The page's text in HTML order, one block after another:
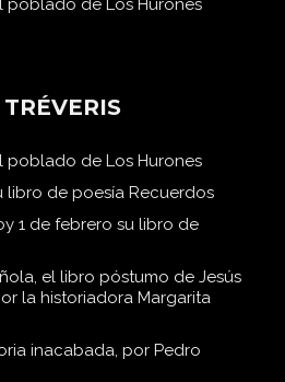
poblado de Los Hurones
libro de poesía Recuerdos
1 de febrero su libro de
el libro póstumo de Jesús
la historiadora Margarita
inacabada, por Pedro